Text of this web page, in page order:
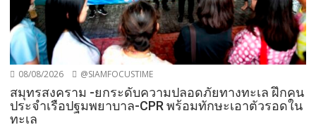
08/08/2026 @SIAMFOCUSTIME
สมุทรสงคราม -ยกระดับความปลอดภัยทางทะเล ฝึกคน
ประจำเรือปฐมพยาบาล-CPR พร้อมทักษะเอาตัวรอดใน
ทะเล